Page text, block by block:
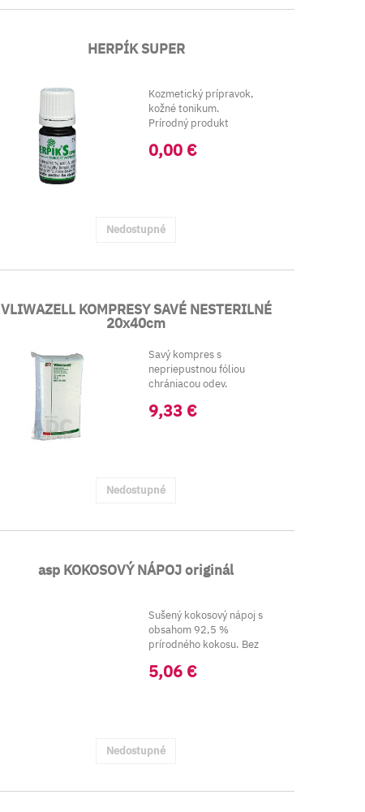
HERPÍK SUPER
Kozmetický prípravok,
kožné tonikum.
Prírodný produkt
0,00 €
Nedostupné
VLIWAZELL KOMPRESY SAVÉ NESTERILNÉ
20x40cm
Savý kompres s
nepriepustnou fóliou
chrániacou odev.
veľ...
9,33 €
Nedostupné
asp KOKOSOVÝ NÁPOJ originál
Sušený kokosový nápoj s
obsahom 92,5 %
prírodného kokosu. Bez
...
5,06 €
Nedostupné